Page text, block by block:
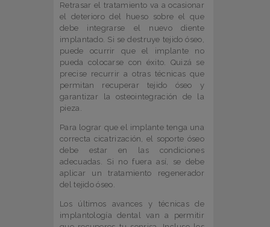
Retrasar el tratamiento va a ocasionar
el deterioro del hueso sobre el que
debe integrarse el nuevo diente
implantado. Si se destruye tejido óseo,
puede ocurrir que el implante no
pueda colocarse con éxito. Quizá se
precise recurrir a otras técnicas que
permitan recuperar tejido óseo y
garantizar la osteointegración de la
pieza.
Para lograr que el implante tenga una
correcta cicatrización, el soporte óseo
debe estar en las condiciones
adecuadas. Si no fuera así, se debe
aplicar un tratamiento regenerador
del tejido óseo.
Los últimos avances y técnicas de
implantología dental van a permitir